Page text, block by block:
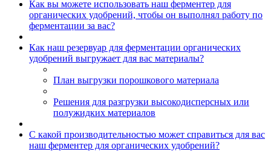
Как вы можете использовать наш ферментер для
органических удобрений, чтобы он выполнял работу по
ферментации за вас?
Как наш резервуар для ферментации органических
удобрений выгружает для вас материалы?
План выгрузки порошкового материала
Решения для разгрузки высокодисперсных или
полужидких материалов
С какой производительностью может справиться для вас
наш ферментер для органических удобрений?